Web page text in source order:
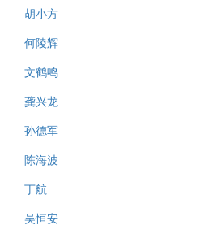
胡小方
何陵辉
文鹤鸣
龚兴龙
孙德军
陈海波
丁航
吴恒安